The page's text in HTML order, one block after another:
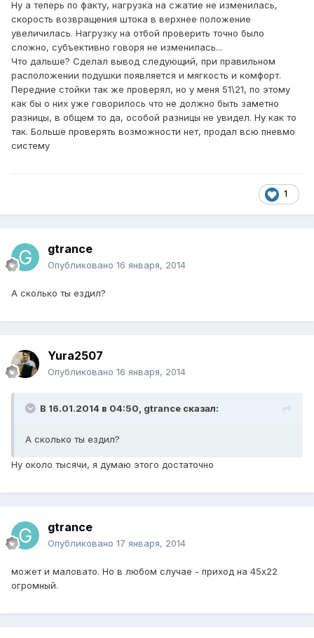
Ну а теперь по факту, нагрузка на сжатие не изменилась,
скорость возвращения штока в верхнее положение
увеличилась. Нагрузку на отбой проверить точно было
сложно, субъективно говоря не изменилась...
Что дальше? Сделал вывод следующий, при правильном
расположении подушки появляется и мягкость и комфорт.
Передние стойки так же проверял, но у меня 51\21, по этому
как бы о них уже говорилось что не должно быть заметно
разницы, в общем то да, особой разницы не увидел. Ну как то
так. Больше проверять возможности нет, продал всю пневмо
систему
1
gtrance
Опубликовано 16 января, 2014
А сколько ты ездил?
Yura2507
Опубликовано 16 января, 2014
В 16.01.2014 в 04:50, gtrance сказал:
А сколько ты ездил?
Ну около тысячи, я думаю этого достаточно
gtrance
Опубликовано 17 января, 2014
может и маловато. Но в любом случае - приход на 45х22
огромный.